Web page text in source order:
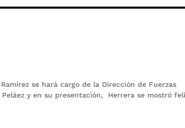
se hará cargo de la Dirección de Fuerzas
y en su presentación, Herrera se mostró